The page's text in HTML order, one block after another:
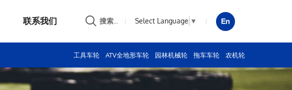
联系我们 搜索... Select Language ▼
工具车轮 ATV全地形车轮 园林机械轮 拖车车轮 农机轮